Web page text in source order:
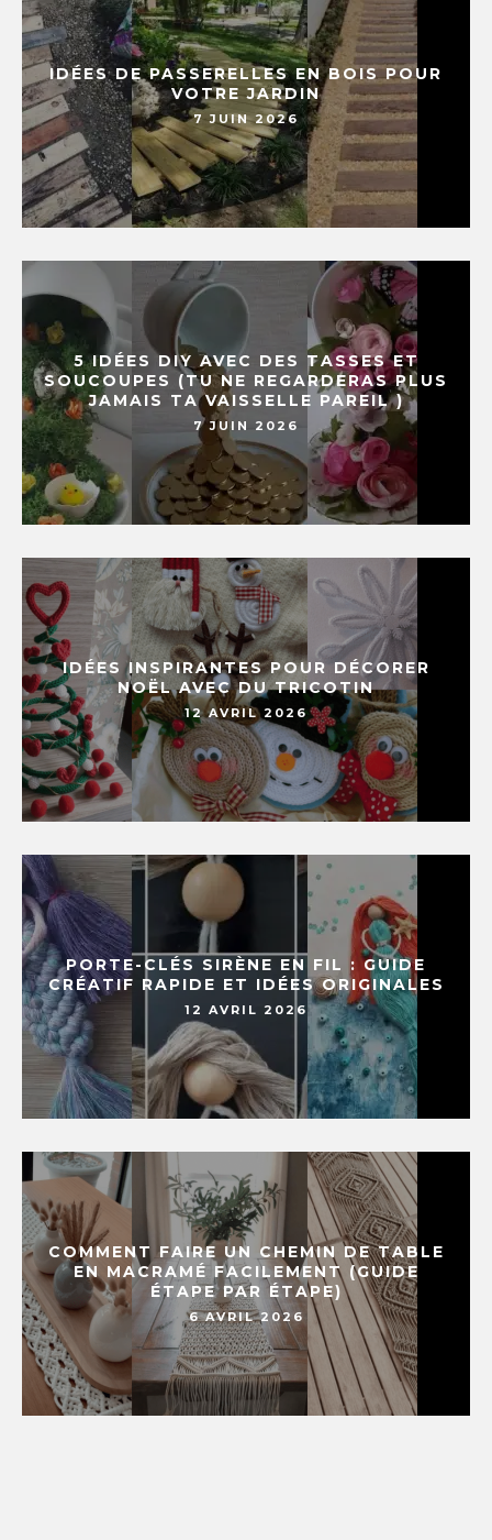
IDÉES DE PASSERELLES EN BOIS POUR
VOTRE JARDIN
7 JUIN 2026
5 IDÉES DIY AVEC DES TASSES ET
SOUCOUPES (TU NE REGARDERAS PLUS
JAMAIS TA VAISSELLE PAREIL )
7 JUIN 2026
IDÉES INSPIRANTES POUR DÉCORER
NOËL AVEC DU TRICOTIN
12 AVRIL 2026
PORTE-CLÉS SIRÈNE EN FIL : GUIDE
CRÉATIF RAPIDE ET IDÉES ORIGINALES
12 AVRIL 2026
COMMENT FAIRE UN CHEMIN DE TABLE
EN MACRAMÉ FACILEMENT (GUIDE
ÉTAPE PAR ÉTAPE)
6 AVRIL 2026